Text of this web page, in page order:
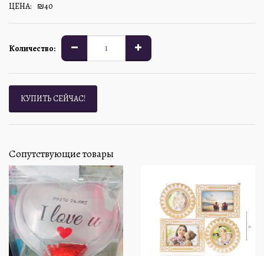
ЦЕНА: ₪40
Количество:
КУПИТЬ СЕЙЧАС!
Сопутствующие товары